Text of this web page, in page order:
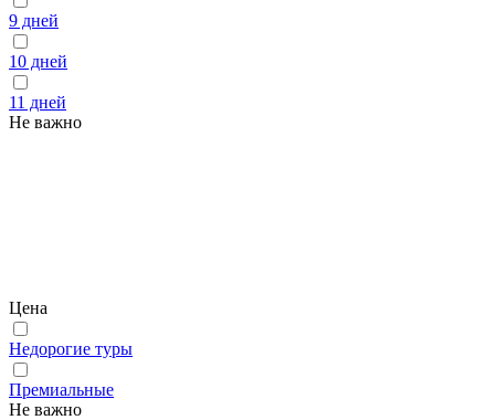
9 дней
10 дней
11 дней
Не важно
Цена
Недорогие туры
Премиальные
Не важно